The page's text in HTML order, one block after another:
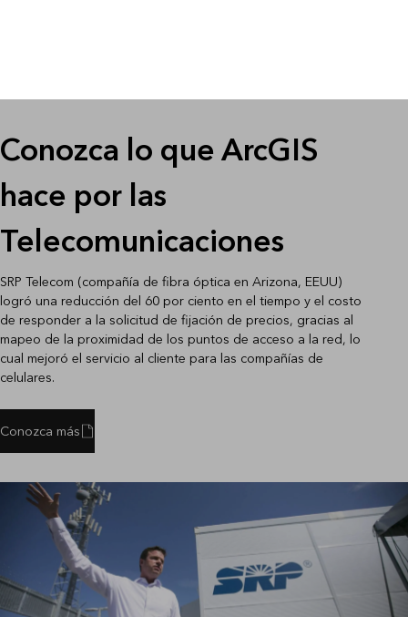
Conozca lo que ArcGIS
hace por las
Telecomunicaciones
SRP Telecom (compañía de fibra óptica en Arizona, EEUU)
logró una reducción del 60 por ciento en el tiempo y el costo
de responder a la solicitud de fijación de precios, gracias al
mapeo de la proximidad de los puntos de acceso a la red, lo
cual mejoró el servicio al cliente para las compañías de
celulares.
Conozca más